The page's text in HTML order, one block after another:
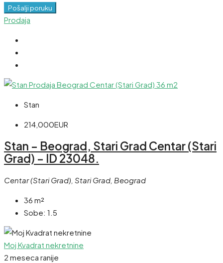
Pošalji poruku
Prodaja
Stan
214,000EUR
Stan – Beograd, Stari Grad Centar (Stari
Grad) – ID 23048.
Centar (Stari Grad), Stari Grad, Beograd
36 m²
Sobe: 1.5
Moj Kvadrat nekretnine
2 meseca ranije